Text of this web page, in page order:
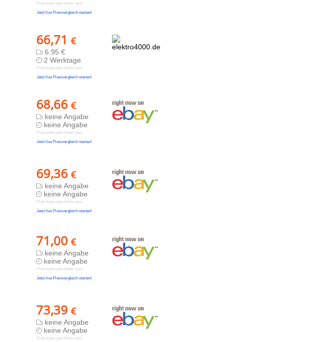
Preis kann jetzt höher sein
Jetzt live Preisvergleich starten!
66,71 €
6.95 €
2 Werktage
Preis kann jetzt höher sein
Jetzt live Preisvergleich starten!
68,66 €
keine Angabe
keine Angabe
Preis kann jetzt höher sein
Jetzt live Preisvergleich starten!
69,36 €
keine Angabe
keine Angabe
Preis kann jetzt höher sein
Jetzt live Preisvergleich starten!
71,00 €
keine Angabe
keine Angabe
Preis kann jetzt höher sein
Jetzt live Preisvergleich starten!
73,39 €
keine Angabe
keine Angabe
Preis kann jetzt höher sein